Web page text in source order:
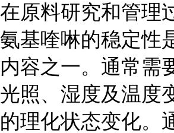
在原料研究和管理
氨基喹啉的稳定性
内容之一。通常需
光照、湿度及温度
的理化状态变化。